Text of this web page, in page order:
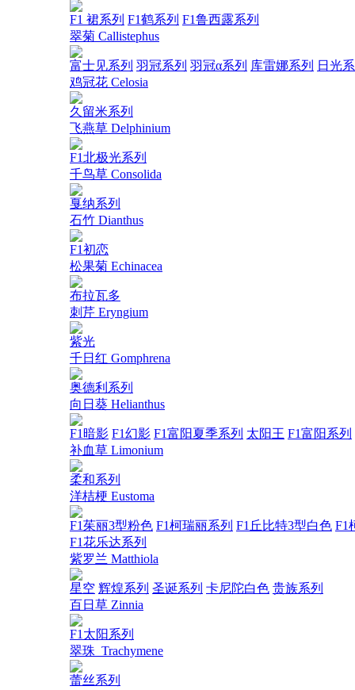
F1 裙系列 F1鹤系列 F1鲁西露系列
翠菊 Callistephus
富士见系列 羽冠系列 羽冠α系列 库雷娜系列
日光
鸡冠花 Celosia
久留米系列
飞燕草 Delphinium
F1北极光系列
千鸟草 Consolida
戛纳系列
石竹 Dianthus
F1初恋
松果菊 Echinacea
布拉瓦多
刺芹 Eryngium
紫光
千日红 Gomphrena
奥德利系列
向日葵 Helianthus
F1暗影 F1幻影 F1富阳夏季系列 太阳王 F1富阳系列
补血草 Limonium
柔和系列
洋桔梗 Eustoma
F1茱丽3型粉色 F1柯瑞丽系列 F1丘比特3型白色 F1
F1花乐达系列
紫罗兰 Matthiola
星空 辉煌系列 圣诞系列 卡尼陀白色 贵族系列
百日草 Zinnia
F1太阳系列
翠珠_Trachymene
蕾丝系列